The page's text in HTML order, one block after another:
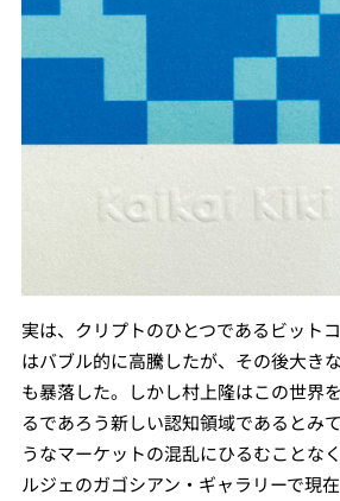
実は、クリプトのひとつであるビット
はバブル的に高騰したが、その後大き
も暴落した。しかし村上隆はこの世界
るであろう新しい認知領域であるとみ
うなマーケットの混乱にひるむことな
ルジェのガゴシアン・ギャラリーで現